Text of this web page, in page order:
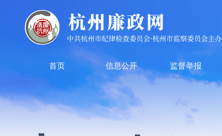
首页 信息公开 监督举报